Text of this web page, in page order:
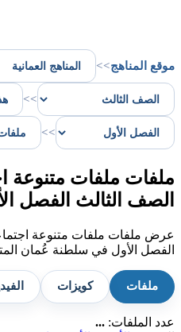
موقع المناهج>>
>>
>>
ملفات ملفات متنوعة
الصف الثالث الفصل
عرض ملفات ملفات متنوعة
الفصل الأول في سلطنة عُمان
ملفات كويزات
عدد الملفات: ...